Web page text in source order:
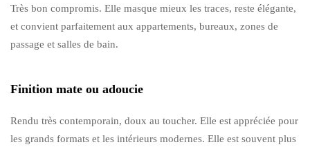
Très bon compromis. Elle masque mieux les traces, reste élégante,
et convient parfaitement aux appartements, bureaux, zones de
passage et salles de bain.
Finition mate ou adoucie
Rendu très contemporain, doux au toucher. Elle est appréciée pour
les grands formats et les intérieurs modernes. Elle est souvent plus